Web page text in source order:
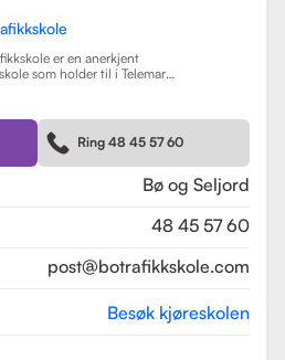
er en anerkjent
som holder til i Telemark,
Skolen tilbyr opplæring for
i klasse B, B96 og BE, samt
kurs som trafikalt
mørkekjøring, førstehjelp
Ring 48 45 57 60
Bø og Seljord
48 45 57 60
post@botrafikkskole.com
Besøk kjøreskolen